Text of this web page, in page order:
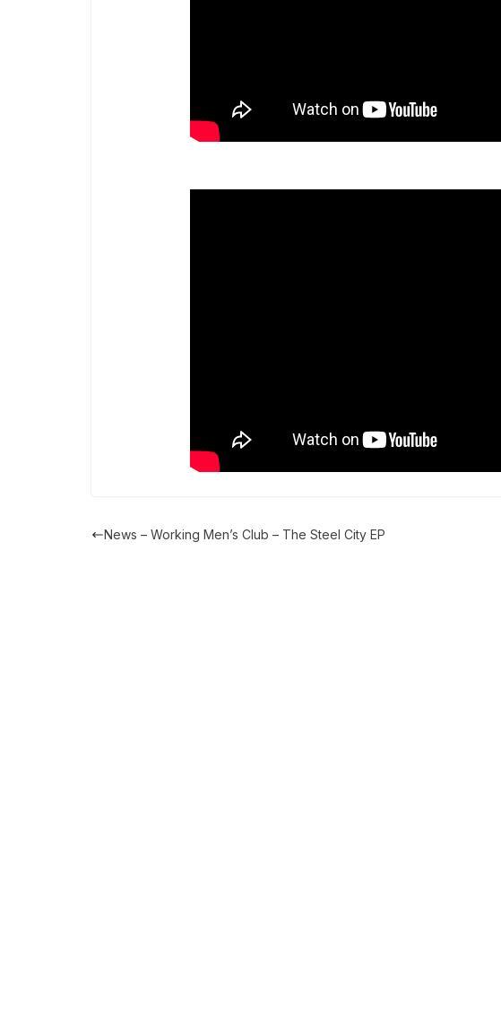
News – Working Men’s Club – The Steel City EP